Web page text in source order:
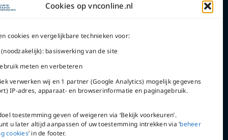
Cookies op vnconline.nl
cookies en vergelijkbare technieken voor:
basiswerking van de site
meten en verbeteren
verwerken wij en 1 partner (Google Analytics) mogelijk gegevens
IP-adres, apparaat- en browserinformatie en paginagebruik.
toestemming geven of weigeren via ‘Bekijk voorkeuren’.
u later altijd aanpassen of uw toestemming intrekken via ‘beheer
cookies’ in de footer.
Word lid
VNC Statuten